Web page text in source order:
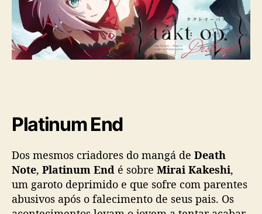
Platinum End
Dos mesmos criadores do mangá de Death
Note, Platinum End é sobre Mirai Kakeshi,
um garoto deprimido e que sofre com parentes
abusivos após o falecimento de seus pais. Os